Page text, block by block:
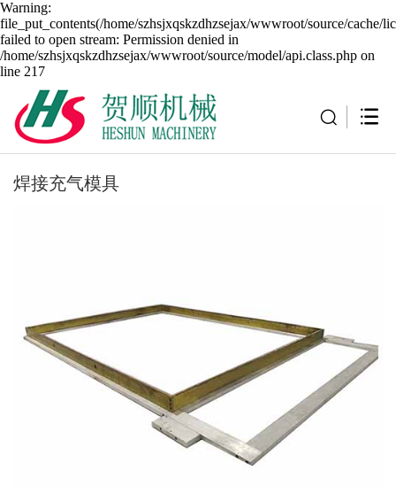
Warning:
file_put_contents(/home/szhsjxqskzdhzsejax/wwwroot/source/cache/
failed to open stream: Permission denied in
/home/szhsjxqskzdhzsejax/wwwroot/source/model/api.class.php on
line 217
焊接充气模具